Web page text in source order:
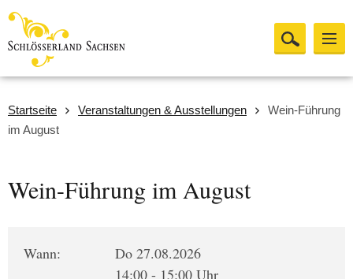
Startseite Veranstaltungen & Ausstellungen
Wein-Führung
im August
Wein-Führung im August
Wann:
Do 27.08.2026
14:00 - 15:00 Uhr